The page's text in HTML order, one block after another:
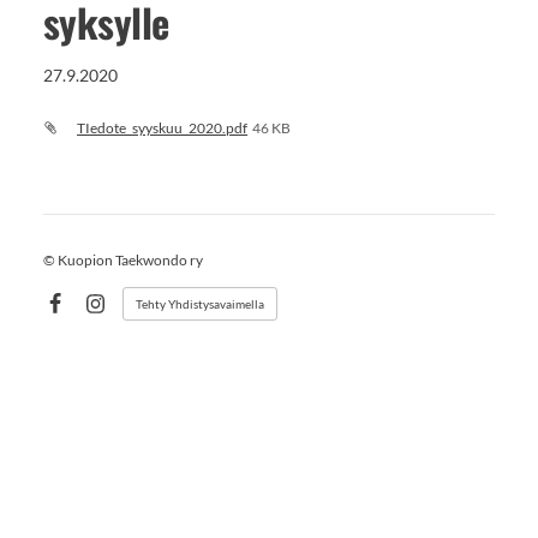
syksylle
27.9.2020
TIedote_syyskuu_2020.pdf 46 KB
© Kuopion Taekwondo ry
FacebookInstagram
Tehty Yhdistysavaimella